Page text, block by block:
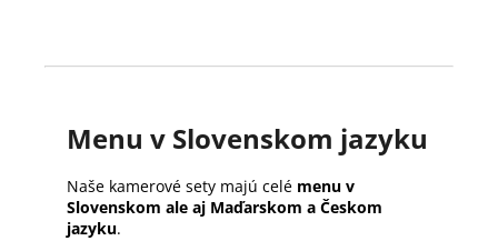
Menu v Slovenskom jazyku
Naše kamerové sety majú celé menu v
Slovenskom ale aj Maďarskom a Českom
jazyku.